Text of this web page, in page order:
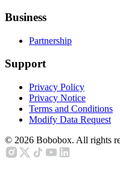
Business
Partnership
Support
Privacy Policy
Privacy Notice
Terms and Conditions
Modify Data Request
© 2026 Bobobox. All rights